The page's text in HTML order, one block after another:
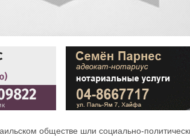
обществе шли социально-